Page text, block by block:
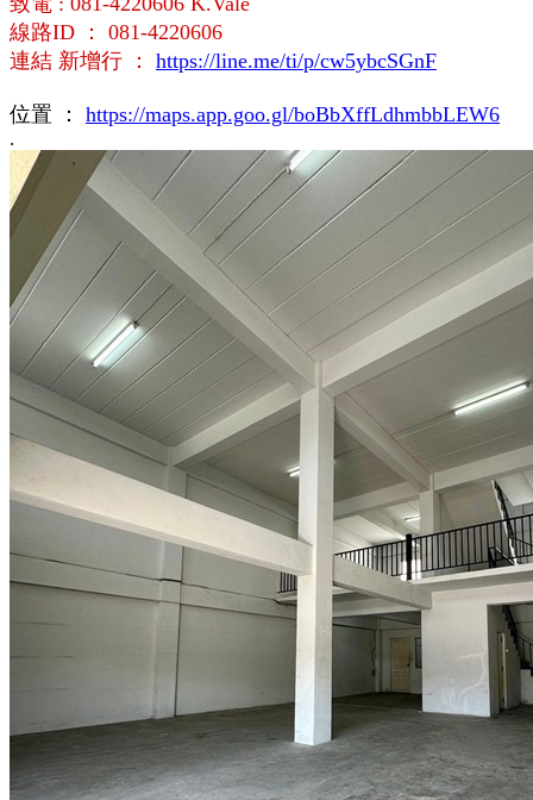
線路ID ： 081-4220606
連結 新增行 ： https://line.me/ti/p/cw5ybcSGnF
位置 ： https://maps.app.goo.gl/boBbXffLdhmbbLEW6
.